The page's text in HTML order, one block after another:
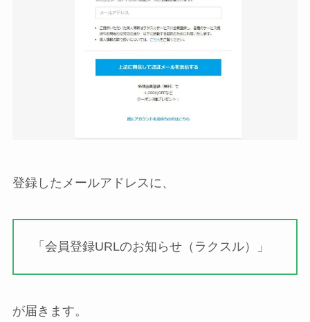
登録したメールアドレスに、
「会員登録URLのお知らせ（ラクスル）」
が届きます。